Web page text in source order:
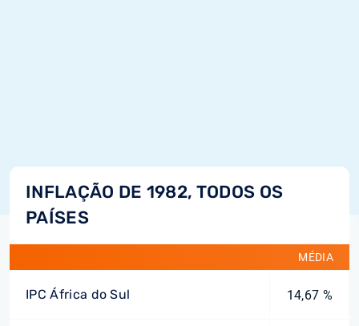
INFLAÇÃO DE 1982, TODOS OS
PAÍSES
MÉDIA
IPC África do Sul 14,67 %